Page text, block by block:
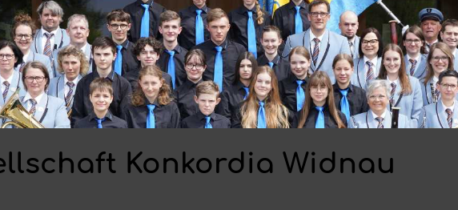
Konkordia Widnau